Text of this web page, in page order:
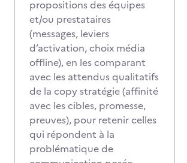
propositions des équipes
et/ou prestataires
(messages, leviers
d’activation, choix média
offline), en les comparant
avec les attendus qualitatifs
de la copy stratégie (affinité
avec les cibles, promesse,
preuves), pour retenir celles
qui répondent à la
problématique de